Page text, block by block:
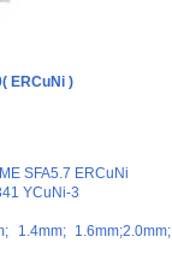
ERCuNi )
SFA5.7 ERCuNi
YCuNi-3
1.6mm;2.0mm;